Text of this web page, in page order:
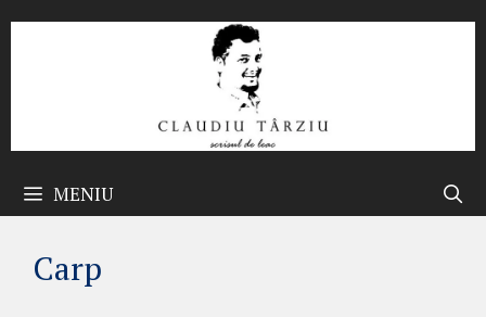
MENIU
Carp